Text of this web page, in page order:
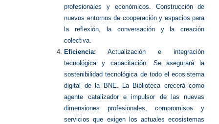
profesionales y económicos. Construcción de
nuevos entornos de cooperación y espacios para
la reflexión, la conversación y la creación
colectiva.
Eficiencia: Actualización e integración
tecnológica y capacitación. Se asegurará la
sostenibilidad tecnológica de todo el ecosistema
digital de la BNE. La Biblioteca crecerá como
agente catalizador e impulsor de las nuevas
dimensiones profesionales, compromisos y
servicios que exigen los actuales ecosistemas